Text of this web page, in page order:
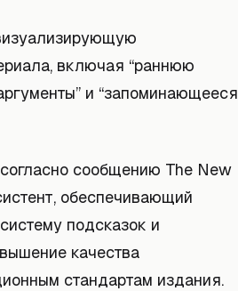
включая “раннюю
и “запоминающееся
сообщению The New
обеспечивающий
подсказок и
качества
стандартам издания.